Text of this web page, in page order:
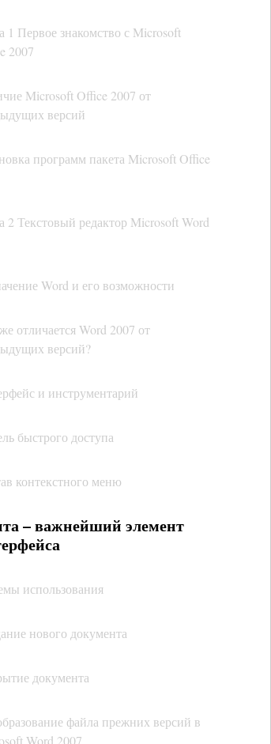
1 Первое знакомство с Microsoft
2007
Microsoft Office 2007 от
версий
программ пакета Microsoft Office
2 Текстовый редактор Microsoft Word
Word и его возможности
отличается Word 2007 от
версий?
и инструментарий
быстрого доступа
контекстного меню
– важнейший элемент
использования
нового документа
документа
файла прежних версий в